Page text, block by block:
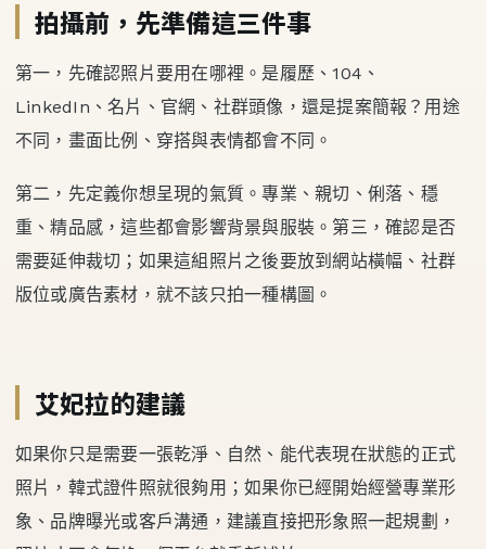
拍攝前，先準備這三件事
第一，先確認照片要用在哪裡。是履歷、104、
LinkedIn、名片、官網、社群頭像，還是提案簡報？用途
不同，畫面比例、穿搭與表情都會不同。
第二，先定義你想呈現的氣質。專業、親切、俐落、穩
重、精品感，這些都會影響背景與服裝。第三，確認是否
需要延伸裁切；如果這組照片之後要放到網站橫幅、社群
版位或廣告素材，就不該只拍一種構圖。
艾妃拉的建議
如果你只是需要一張乾淨、自然、能代表現在狀態的正式
照片，韓式證件照就很夠用；如果你已經開始經營專業形
象、品牌曝光或客戶溝通，建議直接把形象照一起規劃，